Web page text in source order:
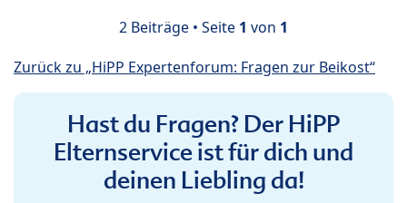
2 Beiträge • Seite 1 von 1
Zurück zu „HiPP Expertenforum: Fragen zur Beikost“
Hast du Fragen? Der HiPP
Elternservice ist für dich und
deinen Liebling da!